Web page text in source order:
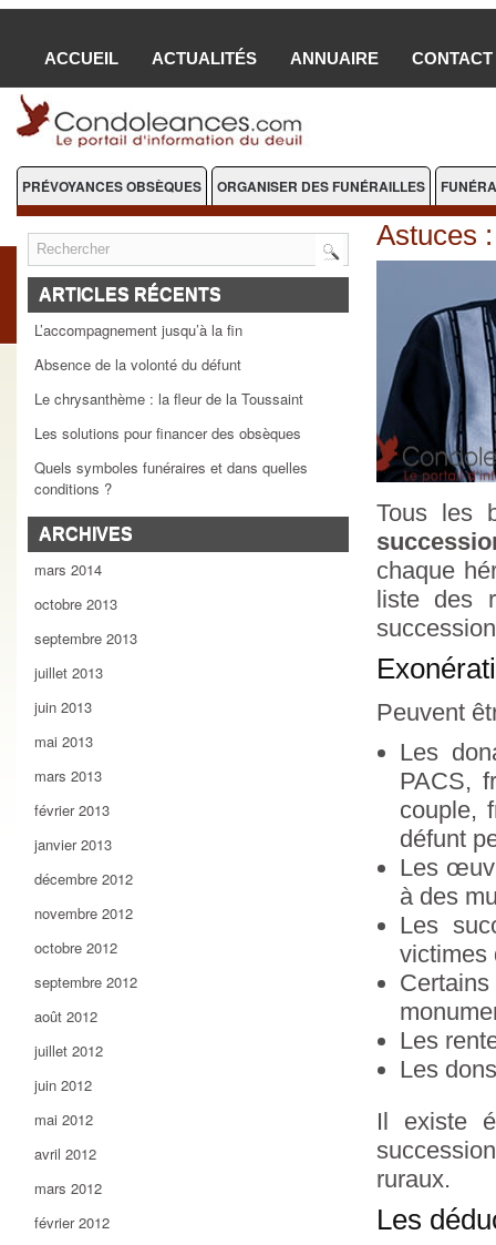
ACCUEIL ACTUALITÉS ANNUAIRE CONTACT
PRÉVOYANCES OBSÈQUES ORGANISER DES FUNÉRAILLES
ARTICLES RÉCENTS
L’accompagnement jusqu’à la fin
Absence de la volonté du défunt
Le chrysanthème : la fleur de la Toussaint
Les solutions pour financer des obsèques
Quels symboles funéraires et dans quelles
conditions ?
ARCHIVES
mars 2014
octobre 2013
septembre 2013
juillet 2013
juin 2013
mai 2013
mars 2013
février 2013
janvier 2013
décembre 2012
novembre 2012
octobre 2012
septembre 2012
août 2012
juillet 2012
juin 2012
mai 2012
avril 2012
mars 2012
février 2012
Astuces
Tous les
chaque
liste des
Peuvent
Les
PACS,
couple,
défunt
Les
à des
Les
victimes
Les
Les
Il existe
ruraux.
Les